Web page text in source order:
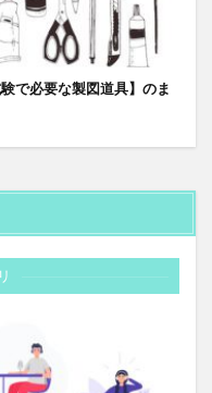
で必要な製図道具】のま